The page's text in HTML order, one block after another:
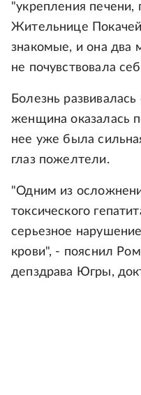
"укрепления печени,
Жительнице
знакомые, и она два
не почувствовала
Болезнь
женщина оказалась
нее уже была
глаз пожелтели.
"Одним из
токсического
серьезное
крови", - пояснил
депздрава Югры,